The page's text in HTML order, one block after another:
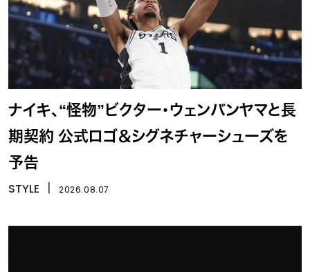
ナイキ、“怪物”ビクター・ウェンバンヤマと長
期契約 公式ロゴ＆シグネチャーシューズを
予告
STYLE 2026.08.07